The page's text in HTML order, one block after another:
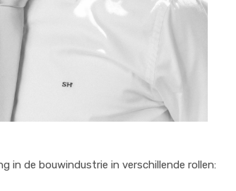
in de bouwindustrie in verschillende rollen: